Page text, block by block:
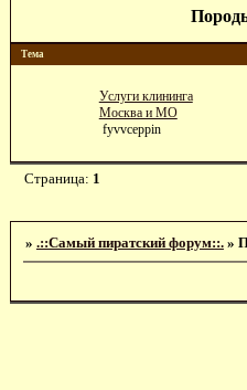
Тема
Услуги клининга
Москва и МО
fyvvceppin
Страница: 1
» .::Самый пиратский форум::. »